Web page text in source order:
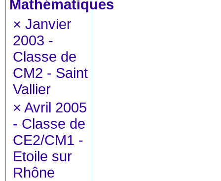
Mathématiques
× Janvier
2003 -
Classe de
CM2 - Saint
Vallier
× Avril 2005
- Classe de
CE2/CM1 -
Etoile sur
Rhône